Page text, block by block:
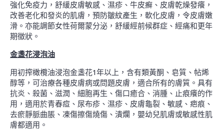
強化免疫力，舒緩皮膚敏感、濕疹、牛皮癬、皮膚乾燥發癢，
改善老化和發炎的肌膚，預防皺紋產生，軟化皮膚，令皮膚嫩
滑。亦能調節女性荷爾蒙分泌，舒緩經前候群症、經痛和更年
期徵狀。
金盞花浸泡油
用初搾橄欖油浸泡金盞花1年以上，含有類黃酮、皂質、帖烯
醇等，可治療各種皮膚病或問題皮膚，適合所有的膚質。具有
抗炎、殺菌、滋潤、細胞再生、傷口癒合、消腫、止痕癢的作
用，適用於青春痘、尿布疹、濕疹、皮膚龜裂、敏感、疤痕、
去瘀靜脈曲脹、凍傷擦傷燒傷、潰爛，嬰幼兒肌膚或敏感性肌
膚都適用。